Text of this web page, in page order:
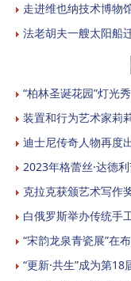
走进维也纳技术博物
法老胡夫一艘太阳船
“柏林圣诞花园”灯光
装置和行为艺术家莉
迪士尼传奇人物再度
2023年格蕾丝·达德
克拉克获颁艺术写作
白俄罗斯举办传统手
“宋韵龙泉青瓷展”在
“更新·共生”成为第